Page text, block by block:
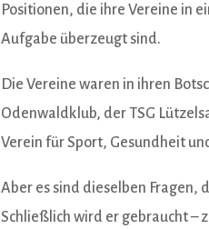
Positionen, die ihre Vereine in
Aufgabe überzeugt sind.
Die Vereine waren in ihren
Odenwaldklub, der TSG
Verein für Sport, Gesundheit
Aber es sind dieselben Fragen,
Schließlich wird er gebraucht –